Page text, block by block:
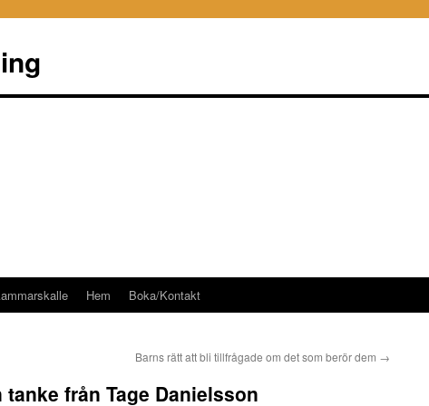
Hem Boka/Kontakt
Barns rätt att bli tillfrågade om det som berör dem →
från Tage Danielsson